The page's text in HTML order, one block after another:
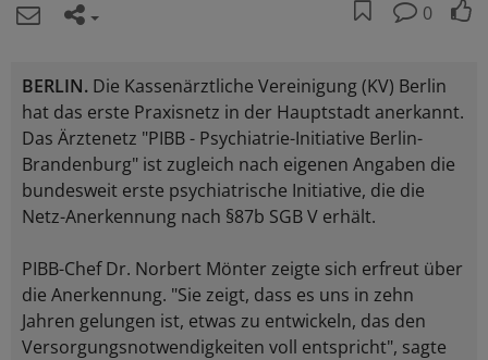
0
BERLIN. Die Kassenärztliche Vereinigung (KV) Berlin
hat das erste Praxisnetz in der Hauptstadt anerkannt.
Das Ärztenetz "PIBB - Psychiatrie-Initiative Berlin-
Brandenburg" ist zugleich nach eigenen Angaben die
bundesweit erste psychiatrische Initiative, die die
Netz-Anerkennung nach §87b SGB V erhält.
PIBB-Chef Dr. Norbert Mönter zeigte sich erfreut über
die Anerkennung. "Sie zeigt, dass es uns in zehn
Jahren gelungen ist, etwas zu entwickeln, das den
Versorgungsnotwendigkeiten voll entspricht", sagte